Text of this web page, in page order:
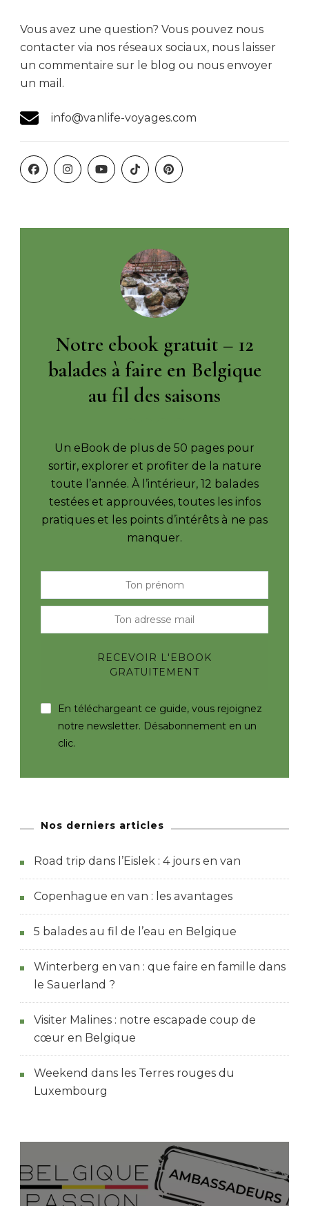
Vous avez une question? Vous pouvez nous
contacter via nos réseaux sociaux, nous laisser
un commentaire sur le blog ou nous envoyer
un mail.
info@vanlife-voyages.com
Notre ebook gratuit – 12
balades à faire en Belgique
au fil des saisons
Un eBook de plus de 50 pages pour
sortir, explorer et profiter de la nature
toute l’année. À l’intérieur, 12 balades
testées et approuvées, toutes les infos
pratiques et les points d’intérêts à ne pas
manquer.
En téléchargeant ce guide, vous rejoignez
notre newsletter. Désabonnement en un
clic.
Nos derniers articles
Road trip dans l’Eislek : 4 jours en van
Copenhague en van : les avantages
5 balades au fil de l’eau en Belgique
Winterberg en van : que faire en famille dans
le Sauerland ?
Visiter Malines : notre escapade coup de
cœur en Belgique
Weekend dans les Terres rouges du
Luxembourg